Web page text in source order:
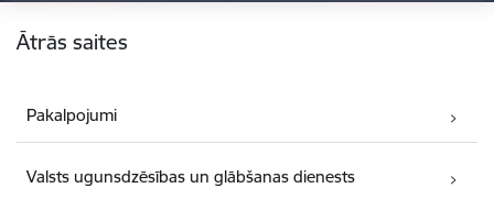
Ātrās saites
Pakalpojumi
Valsts ugunsdzēsības un glābšanas dienests